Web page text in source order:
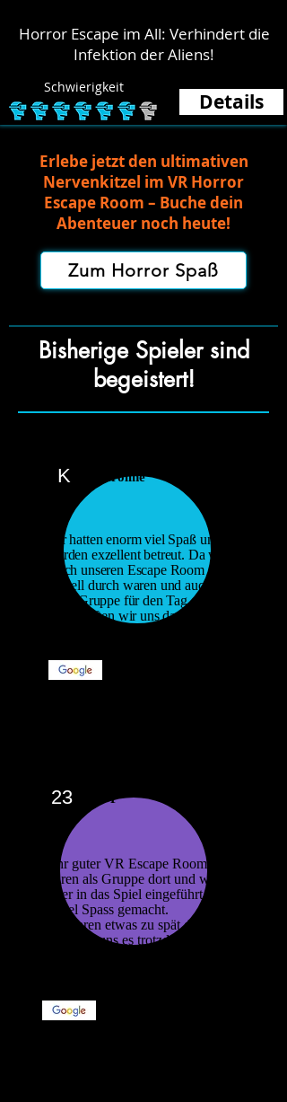
Horror Escape im All: Verhindert die
Infektion der Aliens!
Schwierigkeit
Details
Erlebe jetzt den ultimativen
Nervenkitzel im VR Horror
Escape Room – Buche dein
Abenteuer noch heute!
Zum Horror Spaß
Bisherige Spieler sind
begeistert!
K Karoline
Wir hatten enorm viel Spaß und
wurden exzellent betreut. Da wir
durch unseren Escape Room sehr
schnell durch waren und auch die
letzte Gruppe für den Tag gewesen
sind, durften wir uns danach noch
23 23 P
Sehr guter VR Escape Room.
Waren als Gruppe dort und wurden
super in das Spiel eingeführt und
es viel Spass gemacht.
Wir waren etwas zu spät dran aber
Yoshi hat uns es trotzdem